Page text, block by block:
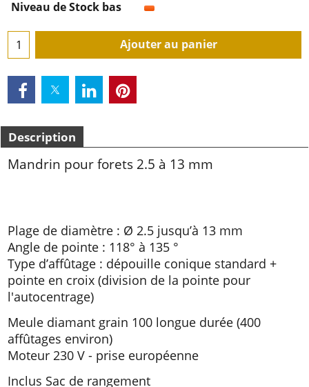
Délai de livraison: 3-5 jours
Niveau de Stock bas
Description
Plage de diamètre : Ø 2.5 jusqu’à 13 mm
Angle de pointe : 118° à 135 °
Type d’affûtage : dépouille conique standard +
pointe en croix (division de la pointe pour
l'autocentrage)
Meule diamant grain 100 longue durée (400
affûtages environ)
Moteur 230 V - prise européenne